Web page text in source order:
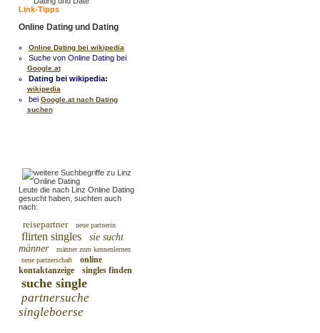
Link-Tipps
Online Dating und Dating
Online Dating bei wikipedia
Suche von Online Dating bei
Google.at
Dating bei wikipedia:
wikipedia
bei Google.at nach Dating
suchen
Leute die nach Linz Online Dating
gesucht haben, suchten auch
nach:
reisepartner neue partnerin
flirten singles
sie sucht
männer
männer zum kennenlernen
neue partnerschaft
online
kontaktanzeige
singles finden
suche single
partnersuche
singleboerse